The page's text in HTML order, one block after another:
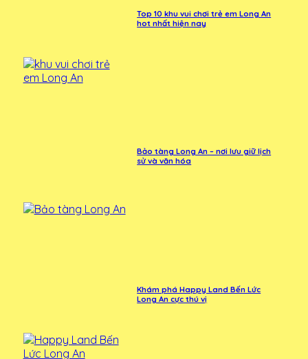
Top 10 khu vui chơi trẻ em Long An
hot nhất hiện nay
Bảo tàng Long An – nơi lưu giữ lịch
sử và văn hóa
Khám phá Happy Land Bến Lức
Long An cực thú vị